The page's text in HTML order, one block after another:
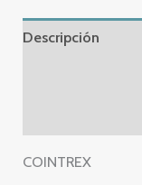
002
–
DW
Descripción
COINTREX